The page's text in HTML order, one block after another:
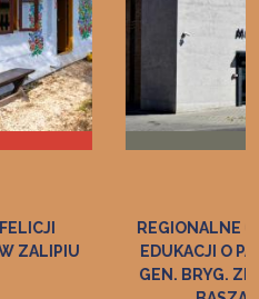
REGIONALNE CENTRUM
EDUKACJI O PAMIĘCI IM.
GEN. BRYG. ZDZISŁAWA